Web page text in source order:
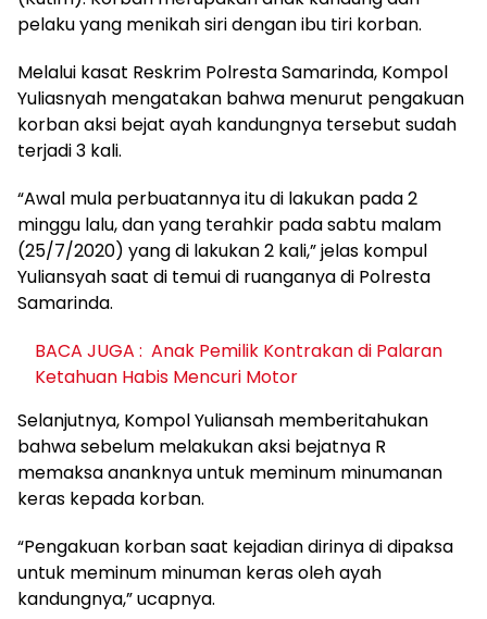
pelaku yang menikah siri dengan ibu tiri korban.
Melalui kasat Reskrim Polresta Samarinda, Kompol
Yuliasnyah mengatakan bahwa menurut pengakuan
korban aksi bejat ayah kandungnya tersebut sudah
terjadi 3 kali.
“Awal mula perbuatannya itu di lakukan pada 2
minggu lalu, dan yang terahkir pada sabtu malam
(25/7/2020) yang di lakukan 2 kali,” jelas kompul
Yuliansyah saat di temui di ruanganya di Polresta
Samarinda.
BACA JUGA : Anak Pemilik Kontrakan di Palaran
Ketahuan Habis Mencuri Motor
Selanjutnya, Kompol Yuliansah memberitahukan
bahwa sebelum melakukan aksi bejatnya R
memaksa ananknya untuk meminum minumanan
keras kepada korban.
“Pengakuan korban saat kejadian dirinya di dipaksa
untuk meminum minuman keras oleh ayah
kandungnya,” ucapnya.